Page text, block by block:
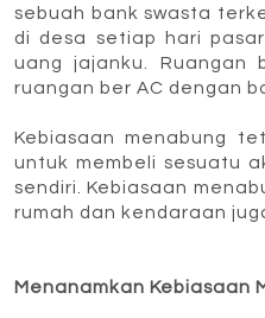
sebuah bank swasta
di desa setiap hari
uang jajanku. Ruangan
ruangan ber AC dengan
Kebiasaan menabung
untuk membeli sesuatu
sendiri. Kebiasaan
rumah dan kendaraan
Menanamkan Kebiasaan